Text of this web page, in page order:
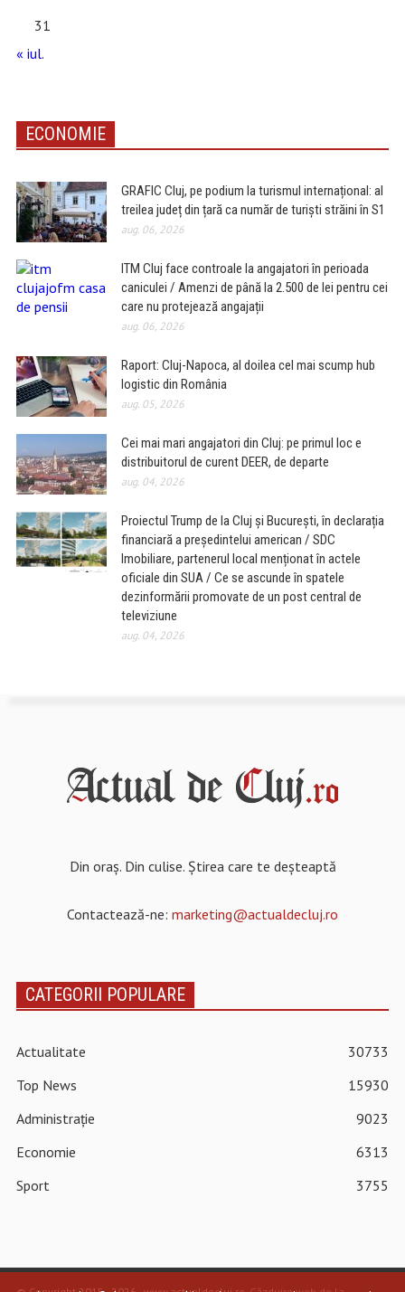
31
« iul.
ECONOMIE
GRAFIC Cluj, pe podium la turismul internațional: al
treilea județ din țară ca număr de turiști străini în S1
aug. 06, 2026
ITM Cluj face controale la angajatori în perioada
caniculei / Amenzi de până la 2.500 de lei pentru cei
care nu protejează angajații
aug. 06, 2026
Raport: Cluj-Napoca, al doilea cel mai scump hub
logistic din România
aug. 05, 2026
Cei mai mari angajatori din Cluj: pe primul loc e
distribuitorul de curent DEER, de departe
aug. 04, 2026
Proiectul Trump de la Cluj și București, în declarația
financiară a președintelui american / SDC
Imobiliare, partenerul local menționat în actele
oficiale din SUA / Ce se ascunde în spatele
dezinformării promovate de un post central de
televiziune
aug. 04, 2026
Din oraș. Din culise. Știrea care te deșteaptă
Contactează-ne: marketing@actualdecluj.ro
CATEGORII POPULARE
Actualitate
30733
Top News
15930
Administrație
9023
Economie
6313
Sport
3755